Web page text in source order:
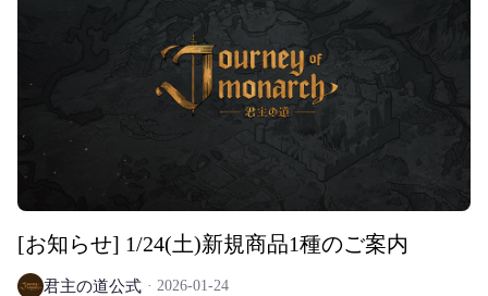
[お知らせ] 1/24(土)新規商品1種のご案内
君主の道公式 2026-01-24